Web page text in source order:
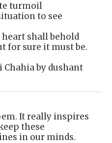
turmoil
to see
shall behold
for sure it must be.
Chahia by dushant
It really inspires
these
in our minds.